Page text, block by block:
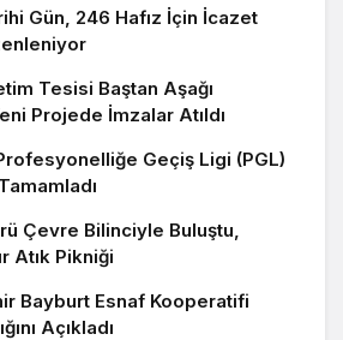
Gün, 246 Hafız İçin İcazet
Tesisi Baştan Aşağı
Projede İmzalar Atıldı
Geçiş Ligi (PGL)
Çevre Bilinciyle Buluştu,
Atık Pikniği
Bayburt Esnaf Kooperatifi
Açıkladı